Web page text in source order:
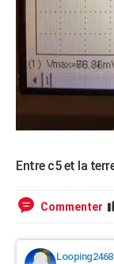
Entre c5 et la
Commenter
Looping2468